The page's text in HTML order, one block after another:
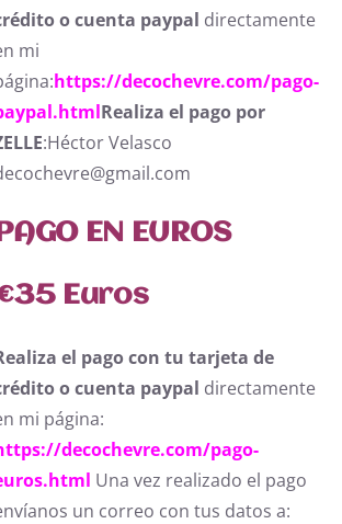
o cuenta paypal directamente
mi
https://decochevre.com/pago-
Realiza el pago por
:Héctor Velasco
PAGO EN EUROS
35 Euros
el pago con tu tarjeta de
o cuenta paypal directamente
mi página:
decochevre.com/pago-
Una vez realizado el pago
un correo con tus datos a: